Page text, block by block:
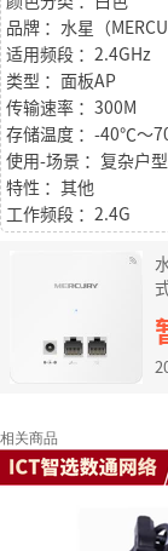
品牌 ：水星（
适用频段 ：2.4GHz
类型 ：面板AP
传输速率 ：300M
存储温度 ：-40℃～
使用-场景 ：复杂户型
特性 ：其他
工作频段 ：2.4G
相关商品